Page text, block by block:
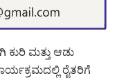
ಕುರಿ ಮತ್ತು ಆಡು
ರೈತರಿಗೆ